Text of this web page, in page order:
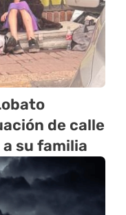
de calle
su familia